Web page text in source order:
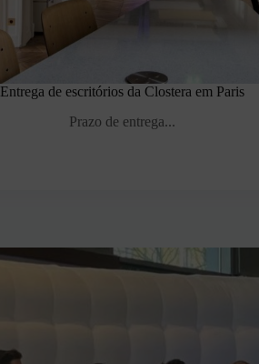
Entrega de escritórios da Clostera em Paris
Prazo de entrega...